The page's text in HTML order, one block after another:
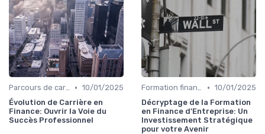
Parcours de carrière en finance • 10/01/2025
Évolution de Carrière en
Finance: Ouvrir la Voie du
Succès Professionnel
Formation finance & upskilling • 10/01/2025
Décryptage de la Formation
en Finance d'Entreprise: Un
Investissement Stratégique
pour votre Avenir